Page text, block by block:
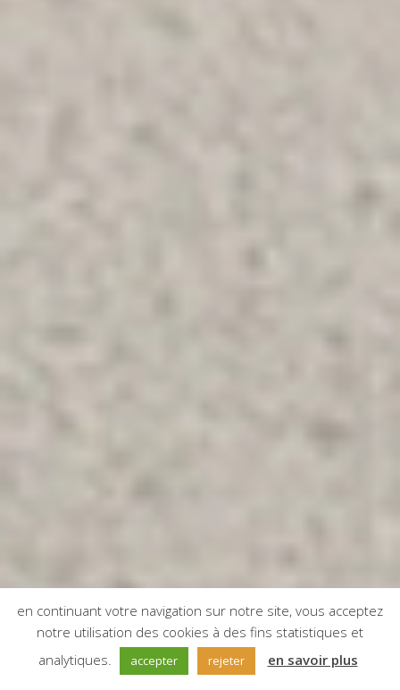
;
en continuant votre navigation sur notre site, vous acceptez
notre utilisation des cookies à des fins statistiques et
analytiques.
accepter rejeter en savoir plus